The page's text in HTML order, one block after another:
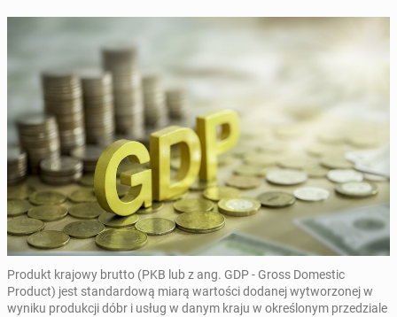
Produkt krajowy brutto (PKB lub z ang. GDP - Gross Domestic
Product) jest standardową miarą wartości dodanej wytworzonej w
wyniku produkcji dóbr i usług w danym kraju w określonym przedziale